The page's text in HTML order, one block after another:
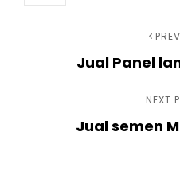
Jual Panel
NEXT
Jual semen